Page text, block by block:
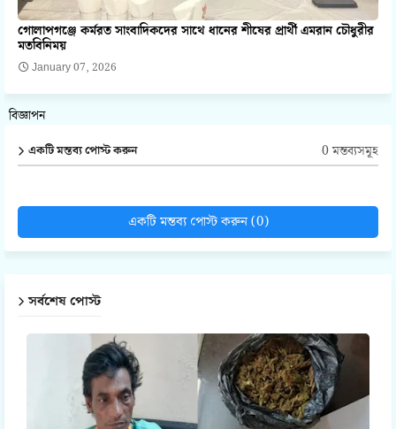
গোলাপগঞ্জে কর্মরত সাংবাদিকদের সাথে ধানের শীষের প্রার্থী এমরান চৌধুরীর
মতবিনিময়
January 07, 2026
বিজ্ঞাপন
একটি মন্তব্য পোস্ট করুন 0 মন্তব্যসমূহ
একটি মন্তব্য পোস্ট করুন (0)
সর্বশেষ পোস্ট